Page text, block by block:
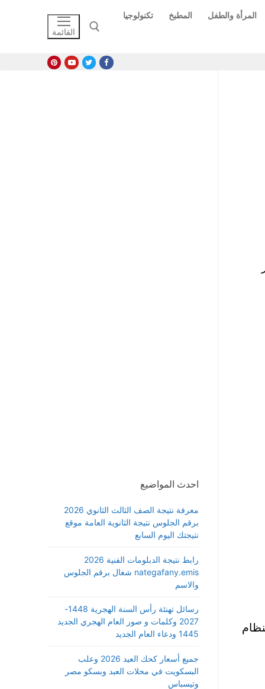
المرأة والطفل المطبخ تكنولوجيا
القائمة
الأولى بنظام
احدث المواضيع
معرفة نتيجة الصف الثالث الثانوي 2026
برقم الجلوس نتيجة الثانوية العامة موقع
نتيجتك اليوم السابع
رابط نتيجة الدبلومات الفنية 2026
nategafany.emis شغال برقم الجلوس
والاسم
رسائل تهنئة رأس السنة الهجرية 1448-
2027 وكلمات و صور العام الهجري الجديد
1445 ودعاء العام الجديد
جميع أسعار كحك العيد 2026 وعلب
البسكويت في محلات العبد وبسكو مصر
وتيسباس